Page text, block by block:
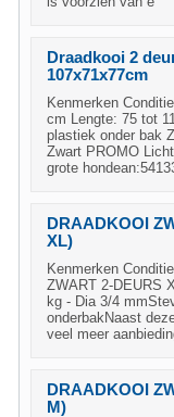
Draadkooi 2
107x71x77cm
Kenmerken
cm Lengte: 75 tot
plastiek onder bak
Zwart PROMO
grote
DRAADKOOI
XL)
Kenmerken
ZWART 2-DEURS
kg - Dia 3/4
onderbakNaast
veel meer
DRAADKOOI
M)